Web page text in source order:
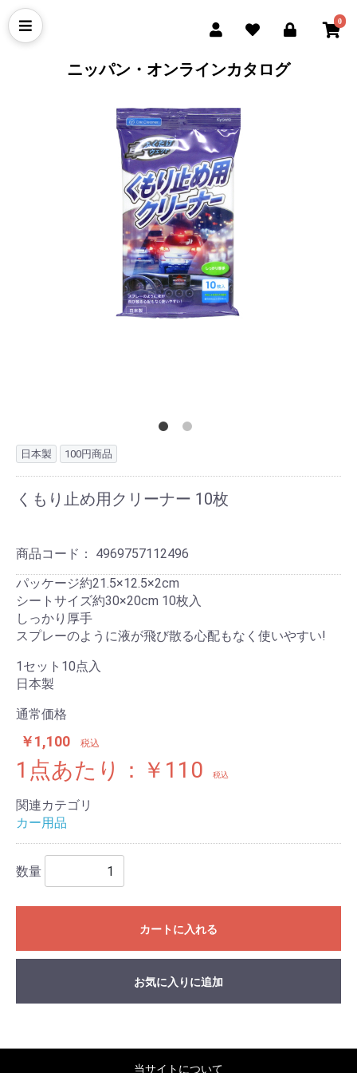
0
ニッパン・オンラインカタログ
日本製 100円商品
くもり止め用クリーナー 10枚
商品コード： 4969757112496
パッケージ約21.5×12.5×2cm
シートサイズ約30×20cm 10枚入
しっかり厚手
スプレーのように液が飛び散る心配もなく使いやすい!
1セット10点入
日本製
通常価格
￥1,100 税込
1点あたり：￥110 税込
関連カテゴリ
カー用品
数量
カートに入れる
お気に入りに追加
当サイトについて